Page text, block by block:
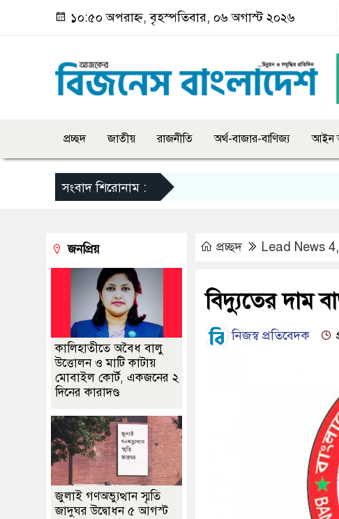
১০:৫০ অপরাহ্ন, বৃহস্পতিবার, ০৬ অগাস্ট ২০২৬
প্রচ্ছদ জাতীয় রাজনীতি অর্থ-বাজার-বাণিজ্য আইন
সংবাদ শিরোনাম :
প্রচ্ছদ Lead News 4
বিদ্যুতের দাম
নিজস্ব প্রতিবেদক
জনপ্রিয়
কালিহাতীতে অবৈধ বালু
উত্তোলন ও মাটি কাটায়
মোবাইল কোর্ট, একজনের ২
দিনের কারাদণ্ড
জুলাই গণঅভ্যুত্থান স্মৃতি
জাদুঘর উদ্বোধন ৫ আগস্ট